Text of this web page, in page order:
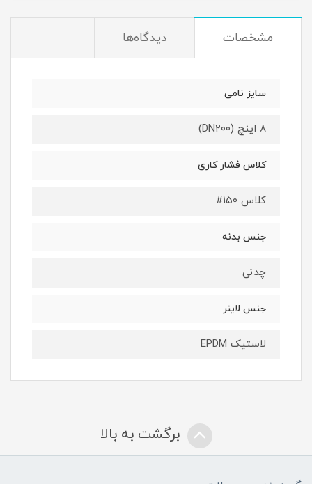
مشخصات دیدگاه‌ها
سایز نامی
۸ اینچ (DN۲۰0)
کلاس فشار کاری
کلاس ۱۵۰#
جنس بدنه
چدنی
جنس لاینر
لاستیک EPDM
برگشت به بالا